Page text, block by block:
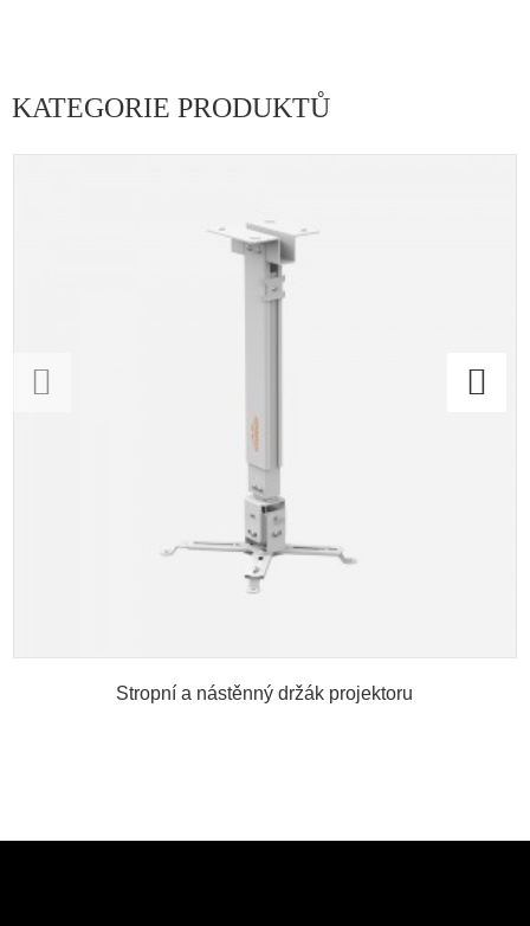
KATEGORIE PRODUKTŮ
Stropní a nástěnný držák projektoru